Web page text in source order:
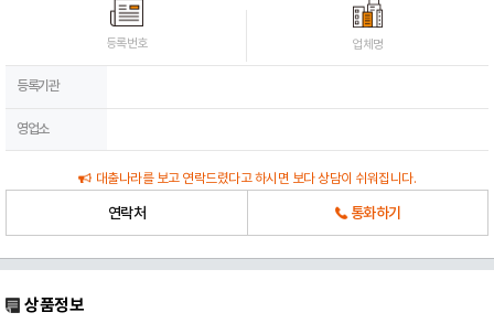
등록번호 업체명
등록기관
영업소
대출나라를 보고 연락드렸다고 하시면 보다 상담이 쉬워집니다.
연락처 통화하기
상품정보